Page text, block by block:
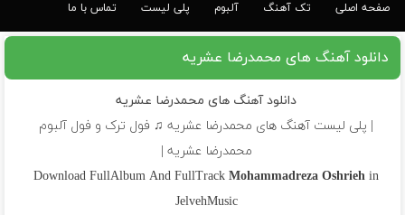
صفحه اصلی تک آهنگ آلبوم پلی لیست تماس با ما
دانلود آهنگ های محمدرضا عشریه
دانلود آهنگ های محمدرضا عشریه
| پلی لیست آهنگ های محمدرضا عشریه ♫ فول ترک و فول آلبوم
محمدرضا عشریه |
Download FullAlbum And FullTrackMohammadreza Oshriehin
JelvehMusic